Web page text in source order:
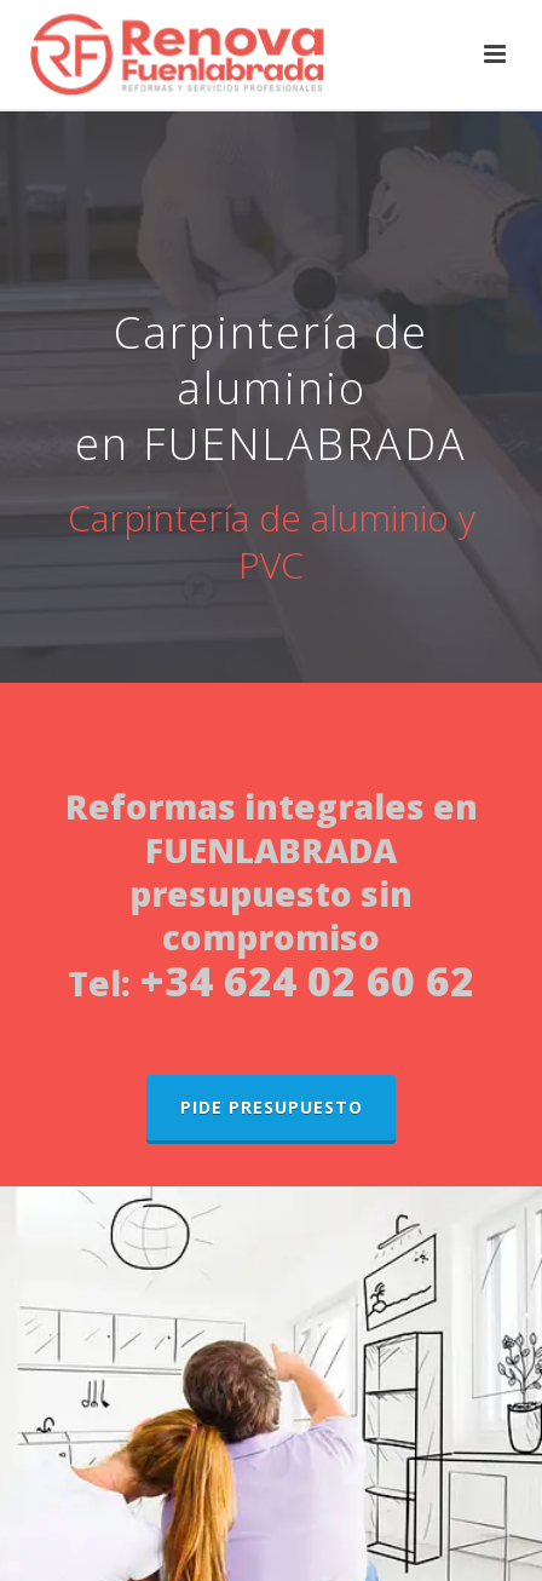
Carpintería de
aluminio
en FUENLABRADA
Carpintería de aluminio y
PVC
Reformas integrales en
FUENLABRADA
presupuesto sin
compromiso
Tel: +34 624 02 60 62
PIDE PRESUPUESTO